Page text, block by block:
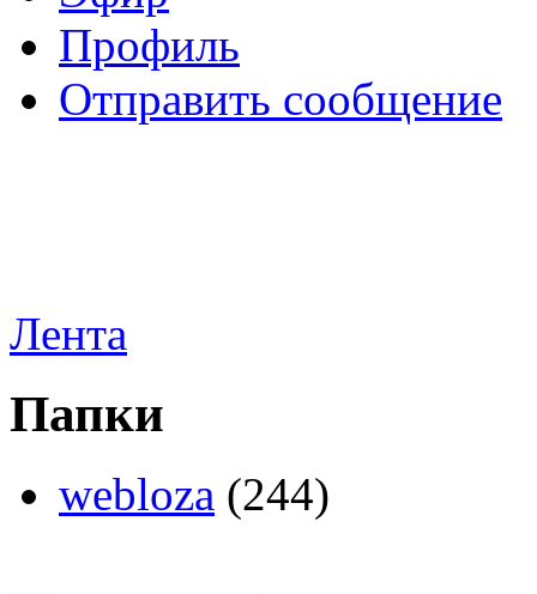
Профиль
Отправить сообщение
Лента
Папки
webloza (244)